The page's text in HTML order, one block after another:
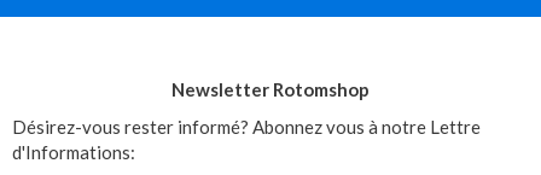
Newsletter Rotomshop
Désirez-vous rester informé? Abonnez vous à notre Lettre
d'Informations: